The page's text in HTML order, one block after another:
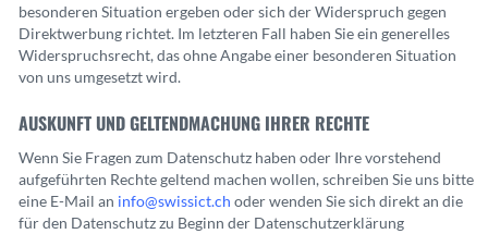
besonderen Situation ergeben oder sich der Widerspruch gegen
Direktwerbung richtet. Im letzteren Fall haben Sie ein generelles
Widerspruchsrecht, das ohne Angabe einer besonderen Situation
von uns umgesetzt wird.
AUSKUNFT UND GELTENDMACHUNG IHRER RECHTE
Wenn Sie Fragen zum Datenschutz haben oder Ihre vorstehend
aufgeführten Rechte geltend machen wollen, schreiben Sie uns bitte
eine E-Mail an info@swissict.ch oder wenden Sie sich direkt an die
für den Datenschutz zu Beginn der Datenschutzerklärung